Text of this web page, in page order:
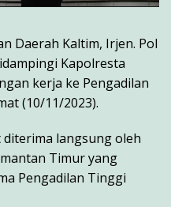
Daerah Kaltim, Irjen. Pol
Kapolresta
kerja ke Pengadilan
(10/11/2023).
langsung oleh
Timur yang
Pengadilan Tinggi